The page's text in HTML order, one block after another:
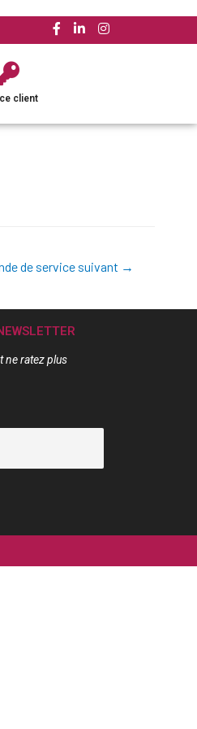
client
de service suivant →
ne ratez plus